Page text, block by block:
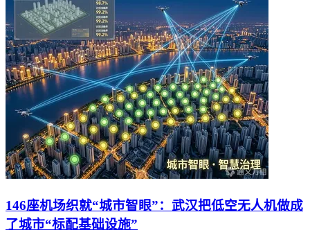
146座机场织就“城市智眼”：武汉把低空无人机做成
了城市“标配基础设施”